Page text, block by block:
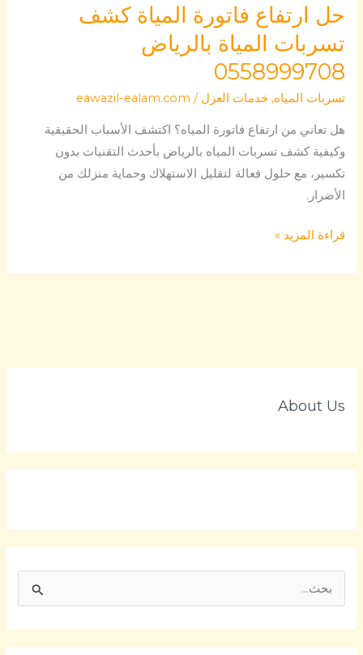
حل ارتفاع فاتورة المياة كشف
تسربات المياة بالرياض
0558999708
تسربات المياه,خدمات العزل /
eawazil-ealam.com
هل تعاني من ارتفاع فاتورة المياه؟ اكتشف الأسباب الحقيقية
وكيفية كشف تسربات المياه بالرياض بأحدث التقنيات بدون
تكسير، مع حلول فعالة لتقليل الاستهلاك وحماية منزلك من
الأضرار.
قراءة المزيد »
About Us